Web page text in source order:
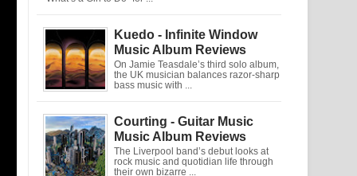
Kuedo - Infinite Window
Music Album Reviews
On Jamie Teasdale’s third solo album,
the UK musician balances razor-sharp
bass music with ...
Courting - Guitar Music
Music Album Reviews
The Liverpool band’s debut looks at
rock music and quotidian life through
their own bizarre ...